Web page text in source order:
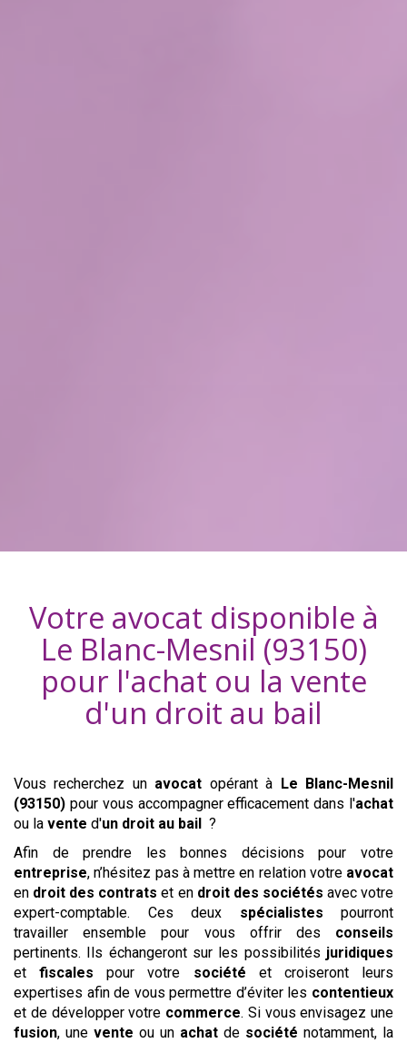
Votre avocat disponible à
Le Blanc-Mesnil (93150)
pour l'achat ou la vente
d'un droit au bail
Vous recherchez un avocat opérant à
Le Blanc-Mesnil
(93150) pour vous accompagner efficacement dans l'achat
ou la vente d'un droit au bail
?
Afin de prendre les bonnes décisions pour votre
entreprise, n’hésitez pas à mettre en relation votre avocat
en droit des contrats et en droit des sociétés avec votre
expert-comptable. Ces deux spécialistes pourront
travailler ensemble pour vous offrir des conseils
pertinents. Ils échangeront sur les possibilités juridiques
etfiscales pour votre société et croiseront leurs
expertises afin de vous permettre d’éviter les contentieux
et de développer votre commerce. Si vous envisagez une
fusion, une vente ou un achat de société notamment, la